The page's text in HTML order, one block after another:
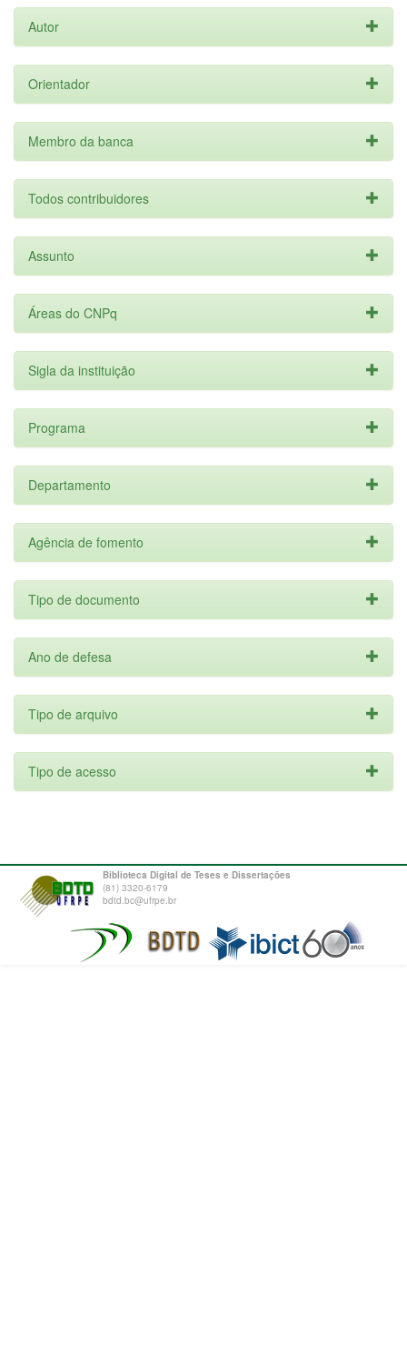
Autor
Orientador
Membro da banca
Todos contribuidores
Assunto
Áreas do CNPq
Sigla da instituição
Programa
Departamento
Agência de fomento
Tipo de documento
Ano de defesa
Tipo de arquivo
Tipo de acesso
Biblioteca Digital de Teses e Dissertações
(81) 3320-6179
bdtd.bc@ufrpe.br